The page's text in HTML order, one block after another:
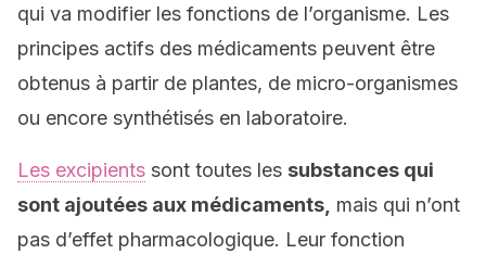
qui va modifier les fonctions de l’organisme. Les
principes actifs des médicaments peuvent être
obtenus à partir de plantes, de micro-organismes
ou encore synthétisés en laboratoire.
Les excipients sont toutes les substances qui
sont ajoutées aux médicaments, mais qui n’ont
pas d’effet pharmacologique. Leur fonction